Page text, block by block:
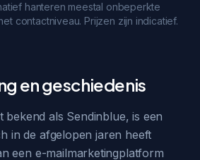
hanteren meestal onbeperkte
contactniveau. Prijzen zijn indicatief.
en geschiedenis
als Sendinblue, is een
in de afgelopen jaren heeft
een e-mailmarketingplatform